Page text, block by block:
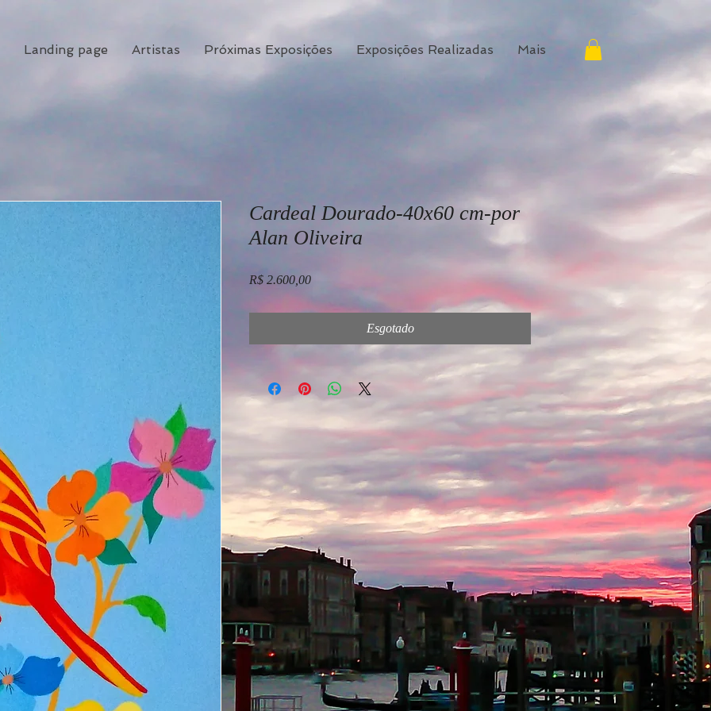
Landing page Artistas Próximas Exposições Exposições Realizadas Mais
Cardeal Dourado-40x60 cm-por
Alan Oliveira
R$ 2.600,00Preço
Esgotado